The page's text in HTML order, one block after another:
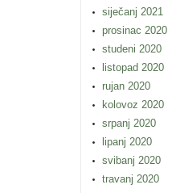
siječanj 2021
prosinac 2020
studeni 2020
listopad 2020
rujan 2020
kolovoz 2020
srpanj 2020
lipanj 2020
svibanj 2020
travanj 2020